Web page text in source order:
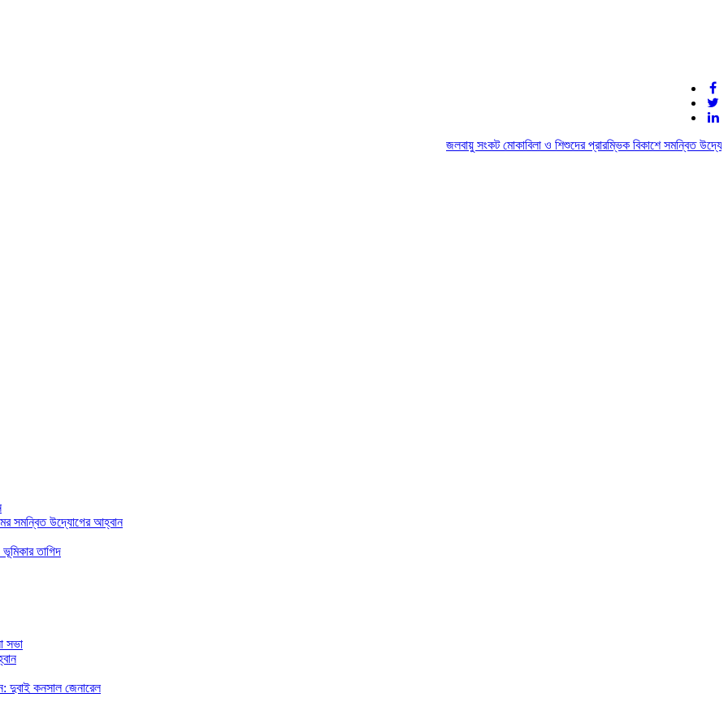
জলবায়ু সংকট মোকাবিলা ও শিশুদের প্রারম্ভিক বিকাশে সমন্বিত
সমন্বিত উদ্যোগের আহ্বান
তাগিদ
সভা
দুবাই কনসাল জেনারেল